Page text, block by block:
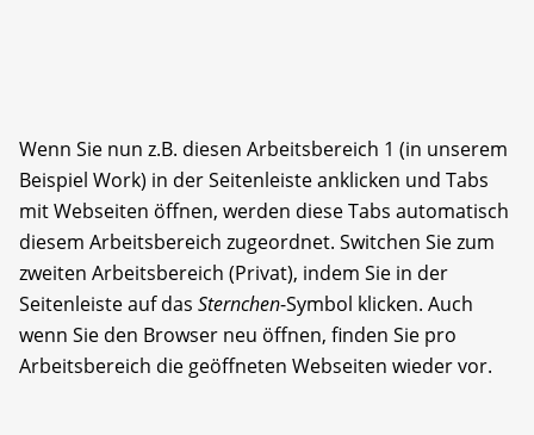
Wenn Sie nun z.B. diesen Arbeitsbereich 1 (in unserem
Beispiel Work) in der Seitenleiste anklicken und Tabs
mit Webseiten öffnen, werden diese Tabs automatisch
diesem Arbeitsbereich zugeordnet. Switchen Sie zum
zweiten Arbeitsbereich (Privat), indem Sie in der
Seitenleiste auf das Sternchen-Symbol klicken. Auch
wenn Sie den Browser neu öffnen, finden Sie pro
Arbeitsbereich die geöffneten Webseiten wieder vor.